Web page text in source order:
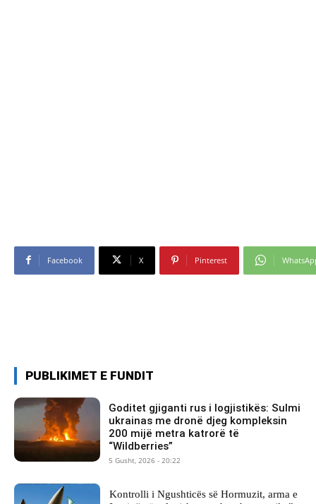
Facebook X Pinterest
PUBLIKIMET E FUNDIT
Goditet gjiganti rus i logjistikës: Sulmi
ukrainas me dronë djeg kompleksin
200 mijë metra katrorë të
“Wildberries”
5 Gusht, 2026 - 20:22
Kontrolli i Ngushticës së Hormuzit, arma e